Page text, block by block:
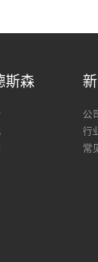
斯森
公
行
常